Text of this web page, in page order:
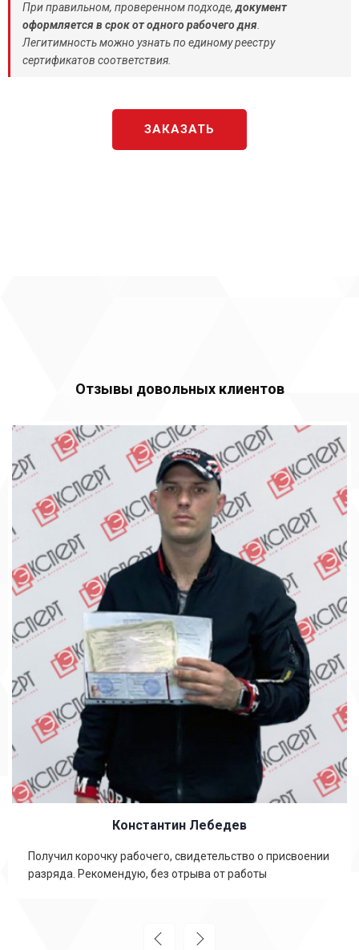
При правильном, проверенном подходе,документ
оформляется в срок от одного рабочего дня
Легитимность можно узнать по единому реестру
сертификатов соответствия.
ЗАКАЗАТЬ
Отзывы довольных клиентов
Константин Лебедев
Получил корочку рабочего, свидетельство о присвоении
разряда. Рекомендую, без отрыва от работы